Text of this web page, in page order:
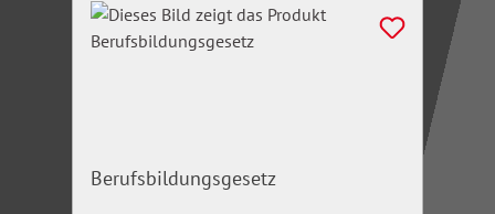
Berufsbildungsgesetz